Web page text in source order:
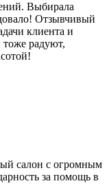
Выбирала
Отзывчивый
клиента и
радуют,
салон с огромным
за помощь в